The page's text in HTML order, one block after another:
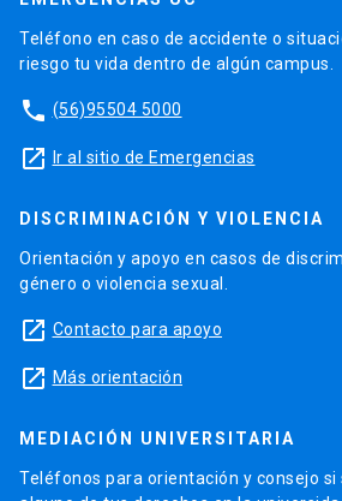
Teléfono en caso de accidente o
riesgo tu vida dentro de algún campus.
phone (56)95504 5000
launch Ir al sitio de Emergencias
DISCRIMINACIÓN Y VIOLENCIA
Orientación y apoyo en casos de
género o violencia sexual.
launch Contacto para apoyo
launch Más orientación
MEDIACIÓN UNIVERSITARIA
Teléfonos para orientación y consejo si